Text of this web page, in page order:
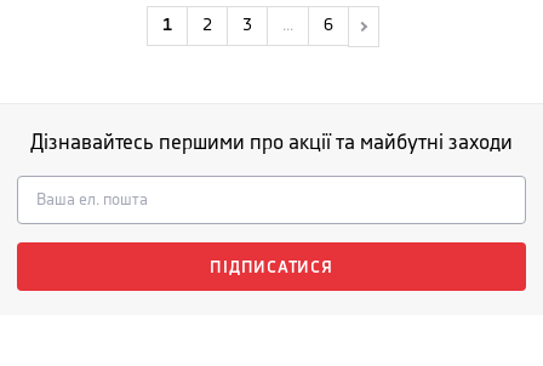
1 2 3 ... 6
Дізнавайтесь першими про акції та майбутні заходи
ПІДПИСАТИСЯ